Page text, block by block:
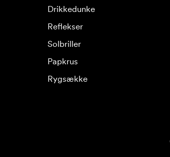
Drikkedunke
Reflekser
Solbriller
Papkrus
Rygsække